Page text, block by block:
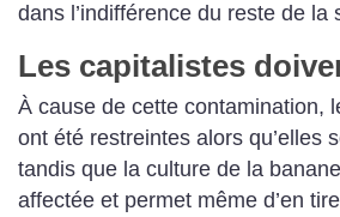
dans l’indifférence du reste de la
Les capitalistes
À cause de cette contamination,
ont été restreintes alors qu’elles
tandis que la culture de la
affectée et permet même d’en